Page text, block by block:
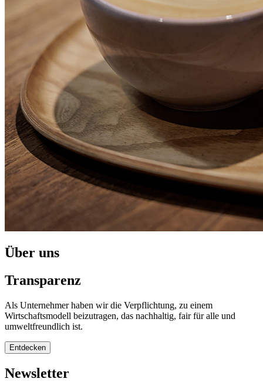
Über uns
Transparenz
Als Unternehmer haben wir die Verpflichtung, zu einem
Wirtschaftsmodell beizutragen, das nachhaltig, fair für alle und
umweltfreundlich ist.
Entdecken
Newsletter